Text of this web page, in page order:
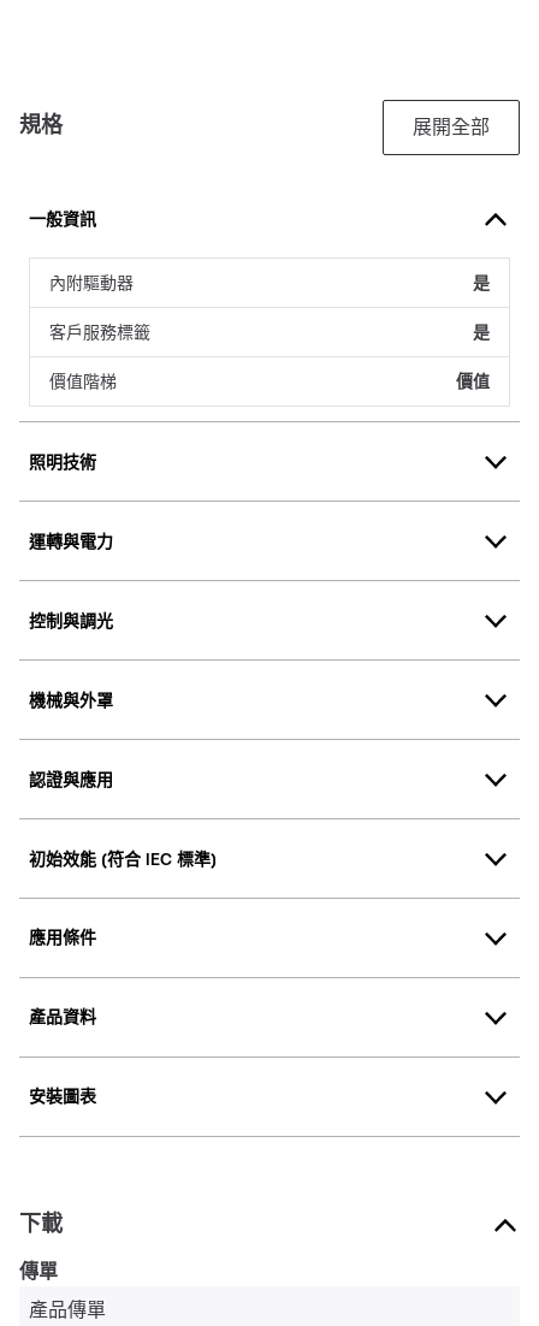
規格 展開全部
一般資訊
內附驅動器 是
客戶服務標籤 是
價值階梯 價值
照明技術
運轉與電力
控制與調光
機械與外罩
認證與應用
初始效能 (符合 IEC 標準)
應用條件
產品資料
安裝圖表
下載
傳單
產品傳單